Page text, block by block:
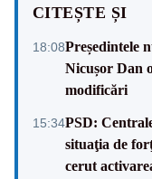
CITEȘTE ȘI
18:08Președintele
Nicușor Dan
modificări
15:34PSD:
situaţia de
cerut